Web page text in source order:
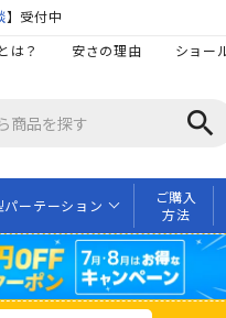
】受付中
は？ 安さの理由 ショー
search
パーテーション
ご購入
方法